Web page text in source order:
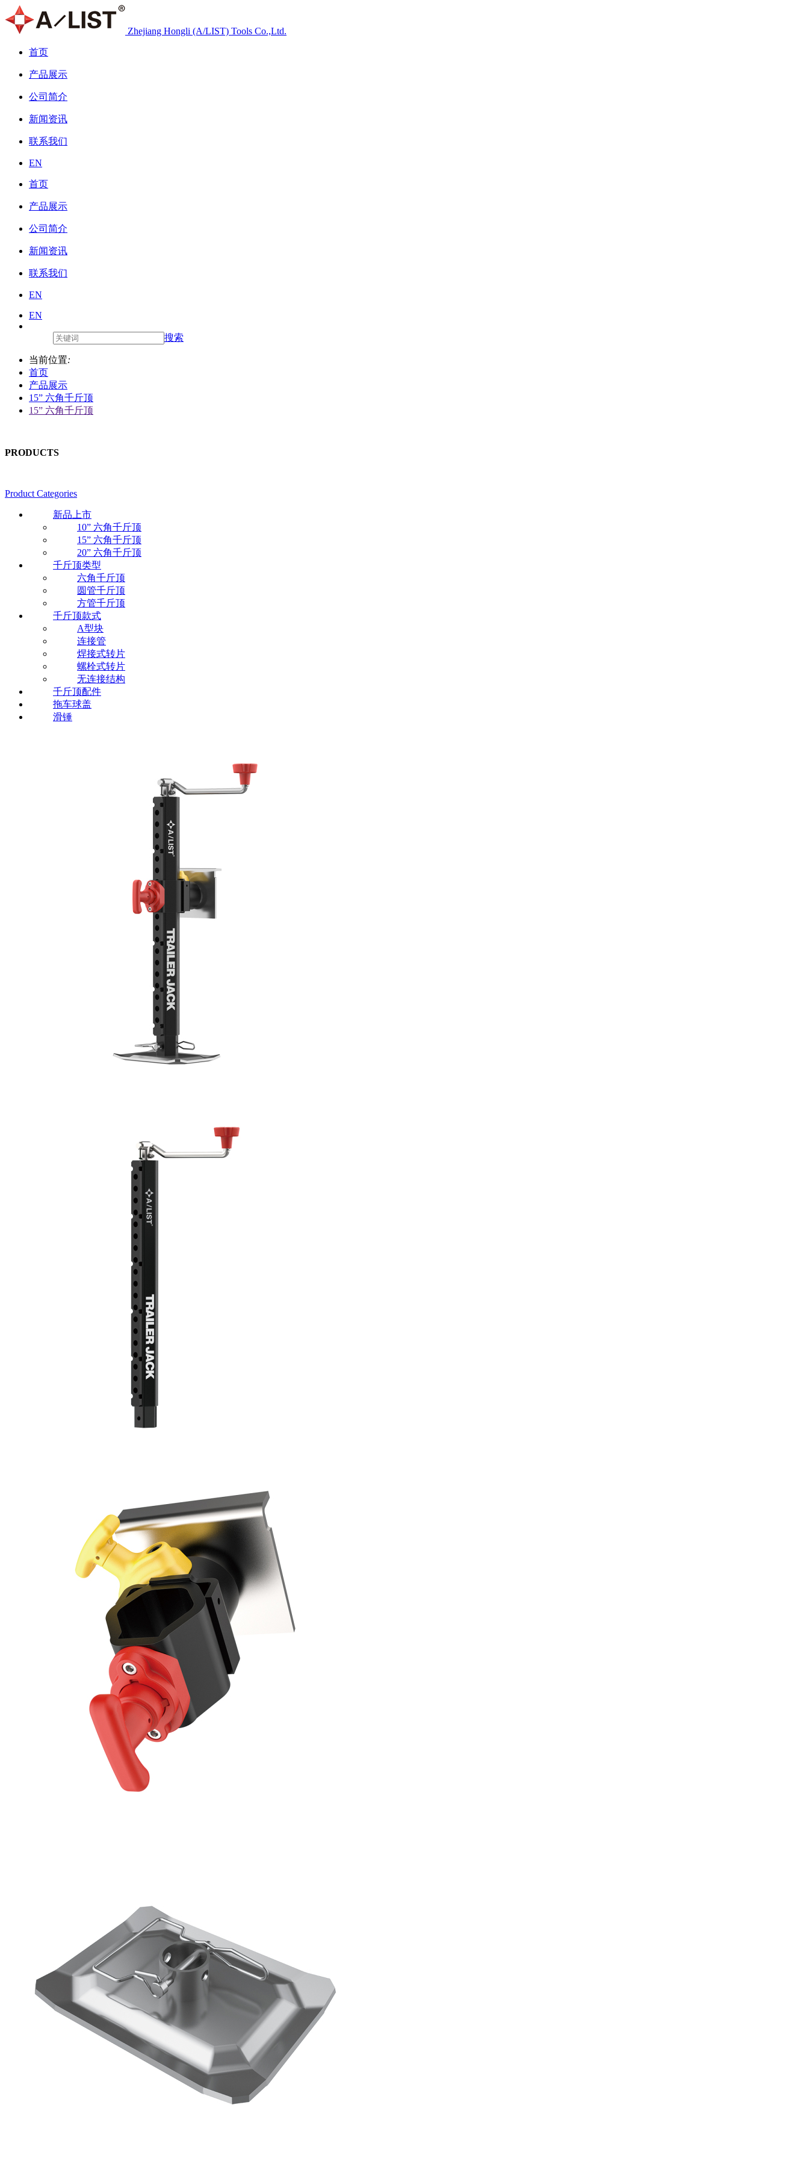
Zhejiang Hongli (A/LIST) Tools Co.,Ltd.
首页
产品展示
公司简介
新闻资讯
联系我们
EN
首页
产品展示
公司简介
新闻资讯
联系我们
EN
EN
搜索
当前位置:
首页
产品展示
15” 六角千斤顶
15” 六角千斤顶
PRODUCTS
Product Categories
新品上市
10” 六角千斤顶
15” 六角千斤顶
20” 六角千斤顶
千斤顶类型
六角千斤顶
圆管千斤顶
方管千斤顶
千斤顶款式
A型块
连接管
焊接式转片
螺栓式转片
无连接结构
千斤顶配件
拖车球盖
滑锤